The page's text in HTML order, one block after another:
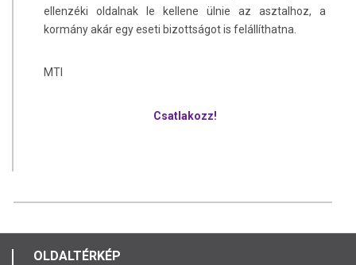
ellenzéki oldalnak le kellene ülnie az asztalhoz, a
kormány akár egy eseti bizottságot is felállíthatna.
MTI
Csatlakozz!
OLDALTÉRKÉP